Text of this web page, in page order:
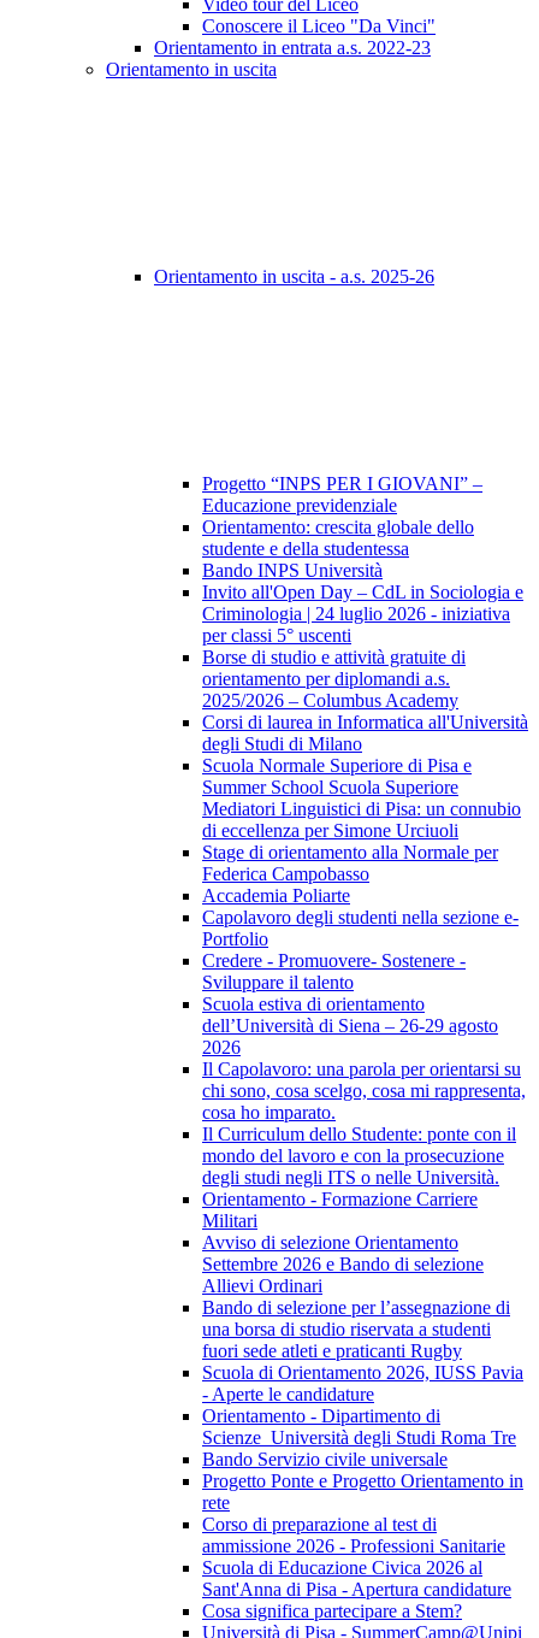
Video tour del Liceo
Conoscere il Liceo "Da Vinci"
Orientamento in entrata a.s. 2022-23
Orientamento in uscita
Orientamento in uscita - a.s. 2025-26
Progetto “INPS PER I GIOVANI” –
Educazione previdenziale
Orientamento: crescita globale dello
studente e della studentessa
Bando INPS Università
Invito all'Open Day – CdL in Sociologia e
Criminologia | 24 luglio 2026 - iniziativa
per classi 5° uscenti
Borse di studio e attività gratuite di
orientamento per diplomandi a.s.
2025/2026 – Columbus Academy
Corsi di laurea in Informatica all'Università
degli Studi di Milano
Scuola Normale Superiore di Pisa e
Summer School Scuola Superiore
Mediatori Linguistici di Pisa: un connubio
di eccellenza per Simone Urciuoli
Stage di orientamento alla Normale per
Federica Campobasso
Accademia Poliarte
Capolavoro degli studenti nella sezione e-
Portfolio
Credere - Promuovere- Sostenere -
Sviluppare il talento
Scuola estiva di orientamento
dell’Università di Siena – 26-29 agosto
2026
Il Capolavoro: una parola per orientarsi su
chi sono, cosa scelgo, cosa mi rappresenta,
cosa ho imparato.
Il Curriculum dello Studente: ponte con il
mondo del lavoro e con la prosecuzione
degli studi negli ITS o nelle Università.
Orientamento - Formazione Carriere
Militari
Avviso di selezione Orientamento
Settembre 2026 e Bando di selezione
Allievi Ordinari
Bando di selezione per l’assegnazione di
una borsa di studio riservata a studenti
fuori sede atleti e praticanti Rugby
Scuola di Orientamento 2026, IUSS Pavia
- Aperte le candidature
Orientamento - Dipartimento di
Scienze_Università degli Studi Roma Tre
Bando Servizio civile universale
Progetto Ponte e Progetto Orientamento in
rete
Corso di preparazione al test di
ammissione 2026 - Professioni Sanitarie
Scuola di Educazione Civica 2026 al
Sant'Anna di Pisa - Apertura candidature
Cosa significa partecipare a Stem?
Università di Pisa - SummerCamp@Unipi